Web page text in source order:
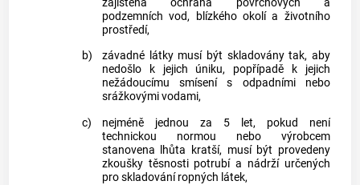
podzemních vod, blízkého okolí a životního
prostředí,
b)
závadné látky musí být skladovány tak, aby
nedošlo k jejich úniku, popřípadě k jejich
nežádoucímu smísení s odpadními nebo
srážkovými vodami,
c)
nejméně jednou za 5 let, pokud není
technickou normou nebo výrobcem
stanovena lhůta kratší, musí být provedeny
zkoušky těsnosti potrubí a nádrží určených
pro skladování ropných látek,